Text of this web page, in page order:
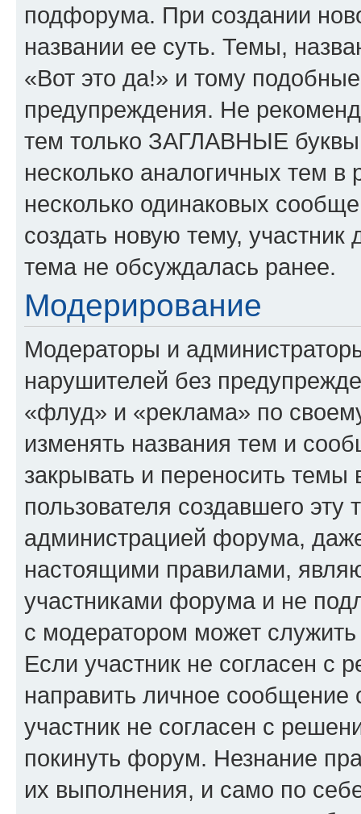
подфорума. При создании
названии ее суть. Темы,
«Вот это да!» и тому
предупреждения. Не
тем только ЗАГЛАВНЫЕ
несколько аналогичных тем
несколько одинаковых
создать новую тему,
тема не обсуждалась ранее.
Модерирование
Модераторы и
нарушителей без
«флуд» и «реклама» по
изменять названия тем и
закрывать и переносить
пользователя создавшего
администрацией форума,
настоящими правилами,
участниками форума и не
с модератором может
Если участник не согласен с
направить личное
участник не согласен с
покинуть форум. Незнание
их выполнения, и само по